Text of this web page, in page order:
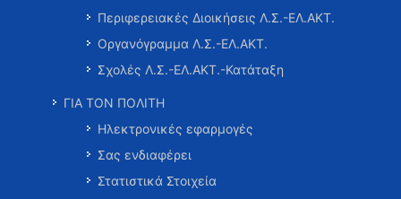
Περιφερειακές Διοικήσεις Λ.Σ.-ΕΛ.ΑΚΤ.
Οργανόγραμμα Λ.Σ.-ΕΛ.ΑΚΤ.
Σχολές Λ.Σ.-ΕΛ.ΑΚΤ.-Κατάταξη
ΓΙΑ ΤΟΝ ΠΟΛΙΤΗ
Ηλεκτρονικές εφαρμογές
Σας ενδιαφέρει
Στατιστικά Στοιχεία